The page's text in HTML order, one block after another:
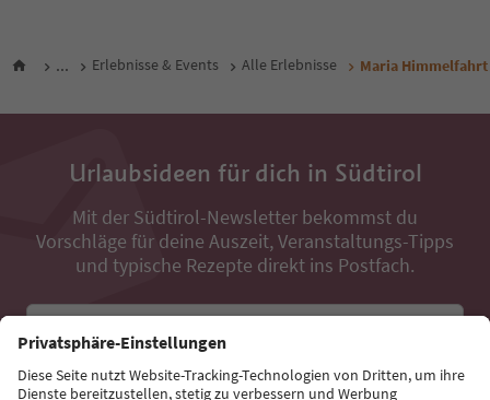
... Erlebnisse & Events Alle Erlebnisse Maria
Urlaubsideen für dich in Südtirol
Mit der Südtirol-Newsletter bekommst du
Vorschläge für deine Auszeit, Veranstaltungs-Tipps
und typische Rezepte direkt ins Postfach.